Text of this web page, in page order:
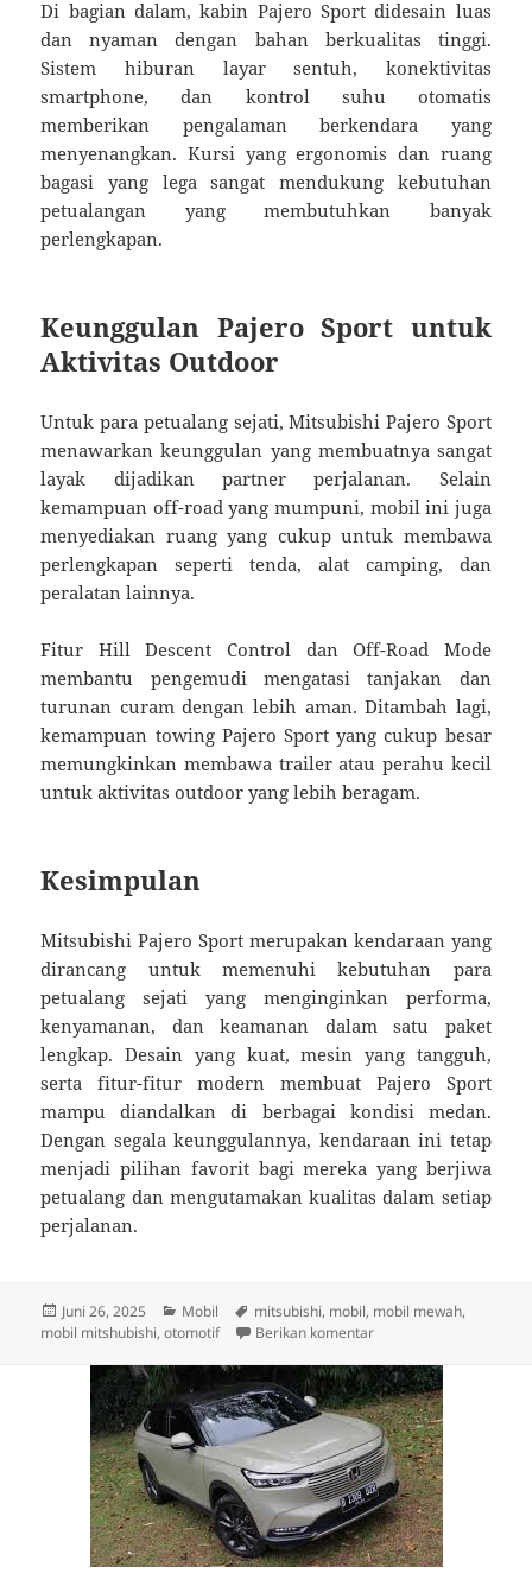
Di bagian dalam, kabin Pajero Sport didesain luas
dan nyaman dengan bahan berkualitas tinggi.
Sistem hiburan layar sentuh, konektivitas
smartphone, dan kontrol suhu otomatis
memberikan pengalaman berkendara yang
menyenangkan. Kursi yang ergonomis dan ruang
bagasi yang lega sangat mendukung kebutuhan
petualangan yang membutuhkan banyak
perlengkapan.
Keunggulan Pajero Sport untuk
Aktivitas Outdoor
Untuk para petualang sejati, Mitsubishi Pajero Sport
menawarkan keunggulan yang membuatnya sangat
layak dijadikan partner perjalanan. Selain
kemampuan off-road yang mumpuni, mobil ini juga
menyediakan ruang yang cukup untuk membawa
perlengkapan seperti tenda, alat camping, dan
peralatan lainnya.
Fitur Hill Descent Control dan Off-Road Mode
membantu pengemudi mengatasi tanjakan dan
turunan curam dengan lebih aman. Ditambah lagi,
kemampuan towing Pajero Sport yang cukup besar
memungkinkan membawa trailer atau perahu kecil
untuk aktivitas outdoor yang lebih beragam.
Kesimpulan
Mitsubishi Pajero Sport merupakan kendaraan yang
dirancang untuk memenuhi kebutuhan para
petualang sejati yang menginginkan performa,
kenyamanan, dan keamanan dalam satu paket
lengkap. Desain yang kuat, mesin yang tangguh,
serta fitur-fitur modern membuat Pajero Sport
mampu diandalkan di berbagai kondisi medan.
Dengan segala keunggulannya, kendaraan ini tetap
menjadi pilihan favorit bagi mereka yang berjiwa
petualang dan mengutamakan kualitas dalam setiap
perjalanan.
Diposkan
pada
Juni 26, 2025 Kategori
Mobil Tag
mitsubishi, mobil, mobil mewah,
mobil mitshubishi,otomotif Berikan komentaruntuk Mitsubishi Pajero